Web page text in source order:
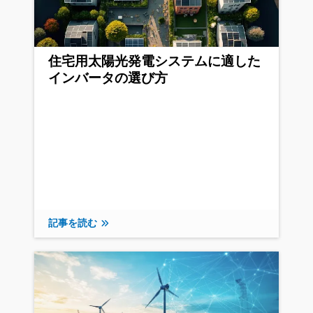
住宅用太陽光発電システムに適した
インバータの選び方
記事を読む